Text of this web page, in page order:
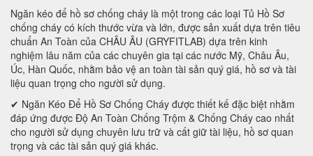
Ngăn kéo để hồ sơ chống cháy là một trong các loại Tủ Hồ Sơ
chống cháy có kích thước vừa và lớn, được sản xuất dựa trên tiêu
chuẩn An Toàn của CHÂU ÂU (GRYFITLAB) dựa trên kinh
nghiệm lâu năm của các chuyên gia tại các nước Mỹ, Châu Âu,
Úc, Hàn Quốc, nhằm bảo vệ an toàn tài sản quý giá, hồ sơ và tài
liệu quan trọng cho người sử dụng.
✔ Ngăn Kéo Để Hồ Sơ Chống Cháy được thiết kế đặc biệt nhằm
đáp ứng được Độ An Toàn Chống Trộm & Chống Cháy cao nhất
cho người sử dụng chuyên lưu trữ và cất giữ tài liệu, hồ sơ quan
trọng và các tài sản quý giá khác.